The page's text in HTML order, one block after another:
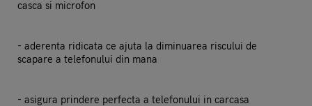
casca si microfon
- aderenta ridicata ce ajuta la diminuarea riscului de
scapare a telefonului din mana
- asigura prindere perfecta a telefonului in carcasa